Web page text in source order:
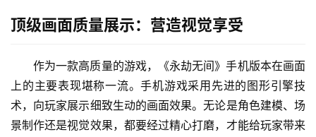
顶级画面质量展示：营造视觉享受
作为一款高质量的游戏，《永劫无间》手机版本在画面
上的主要表现堪称一流。手机游戏采用先进的图形引擎技
术，向玩家展示细致生动的画面效果。无论是角色建模、场
景制作还是视觉效果，都要经过精心打磨，才能给玩家带来